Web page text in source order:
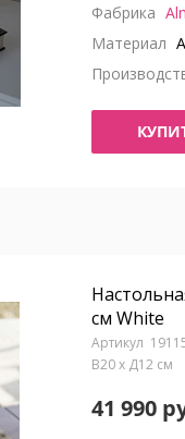
Фабрика
Материал
см White
В20 x Д12 см
41 990